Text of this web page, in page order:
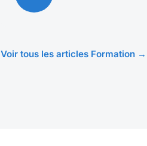
Voir tous les articles Formation →